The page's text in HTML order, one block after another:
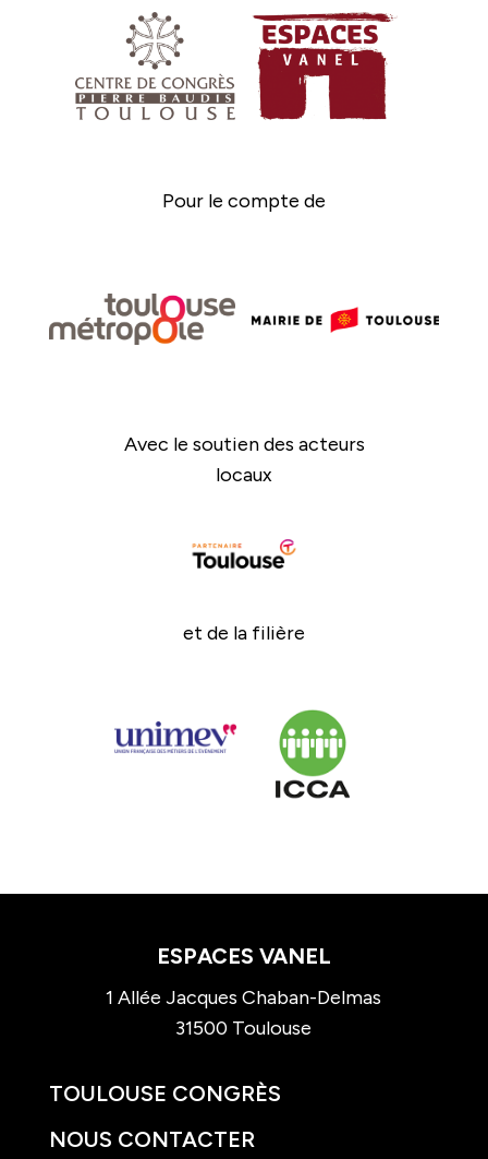
Pour le compte de
Avec le soutien des acteurs
locaux
et de la filière
ESPACES VANEL
1 Allée Jacques Chaban-Delmas
31500 Toulouse
TOULOUSE CONGRÈS
NOUS CONTACTER